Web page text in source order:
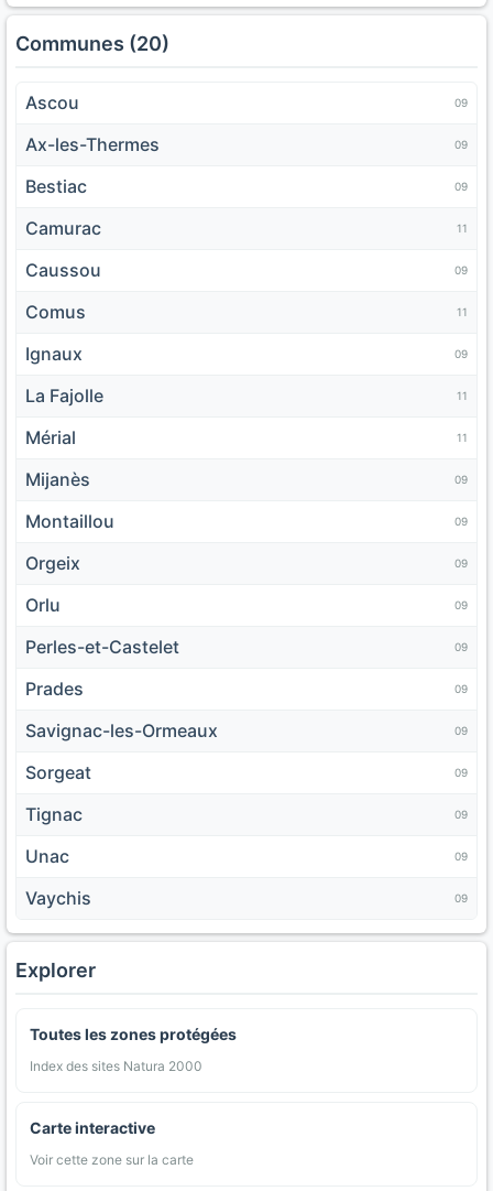
Communes (20)
Ascou 09
Ax-les-Thermes 09
Bestiac 09
Camurac 11
Caussou 09
Comus 11
Ignaux 09
La Fajolle 11
Mérial 11
Mijanès 09
Montaillou 09
Orgeix 09
Orlu 09
Perles-et-Castelet 09
Prades 09
Savignac-les-Ormeaux 09
Sorgeat 09
Tignac 09
Unac 09
Vaychis 09
Explorer
Toutes les zones protégées
Index des sites Natura 2000
Carte interactive
Voir cette zone sur la carte